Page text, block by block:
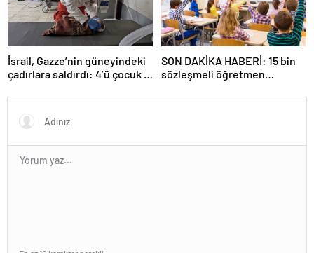
İsrail, Gazze’nin güneyindeki
çadırlara saldırdı: 4’ü çocuk 8
SON DAKİKA HABERİ: 15 bin
sözleşmeli öğretmen
kazanan adaylar açıklandı